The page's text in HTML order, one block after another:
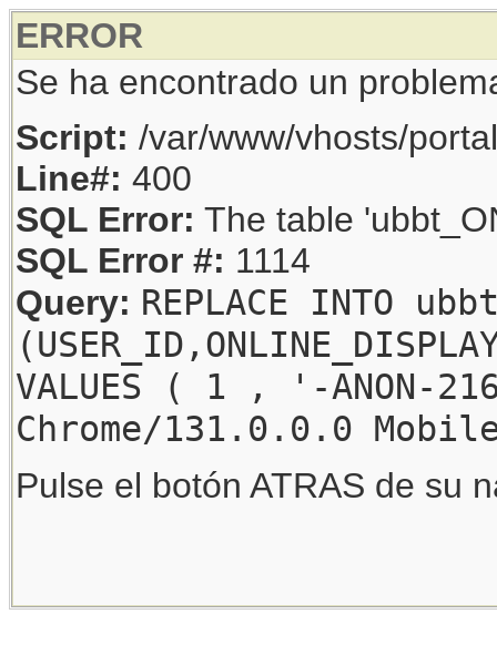
ERROR
Se ha encontrado un
Script: /var/www/vhosts/
Line#: 400
SQL Error: The table
SQL Error #: 1114
Query: REPLACE INTO
VALUES ( 1 , '-
Chrome/131.0.0.0
Pulse el botón ATRAS de su